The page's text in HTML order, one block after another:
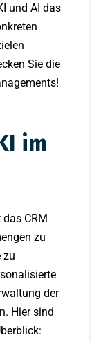
und AI das
Sie die
im
CRM
zu
zu
der
Hier sind